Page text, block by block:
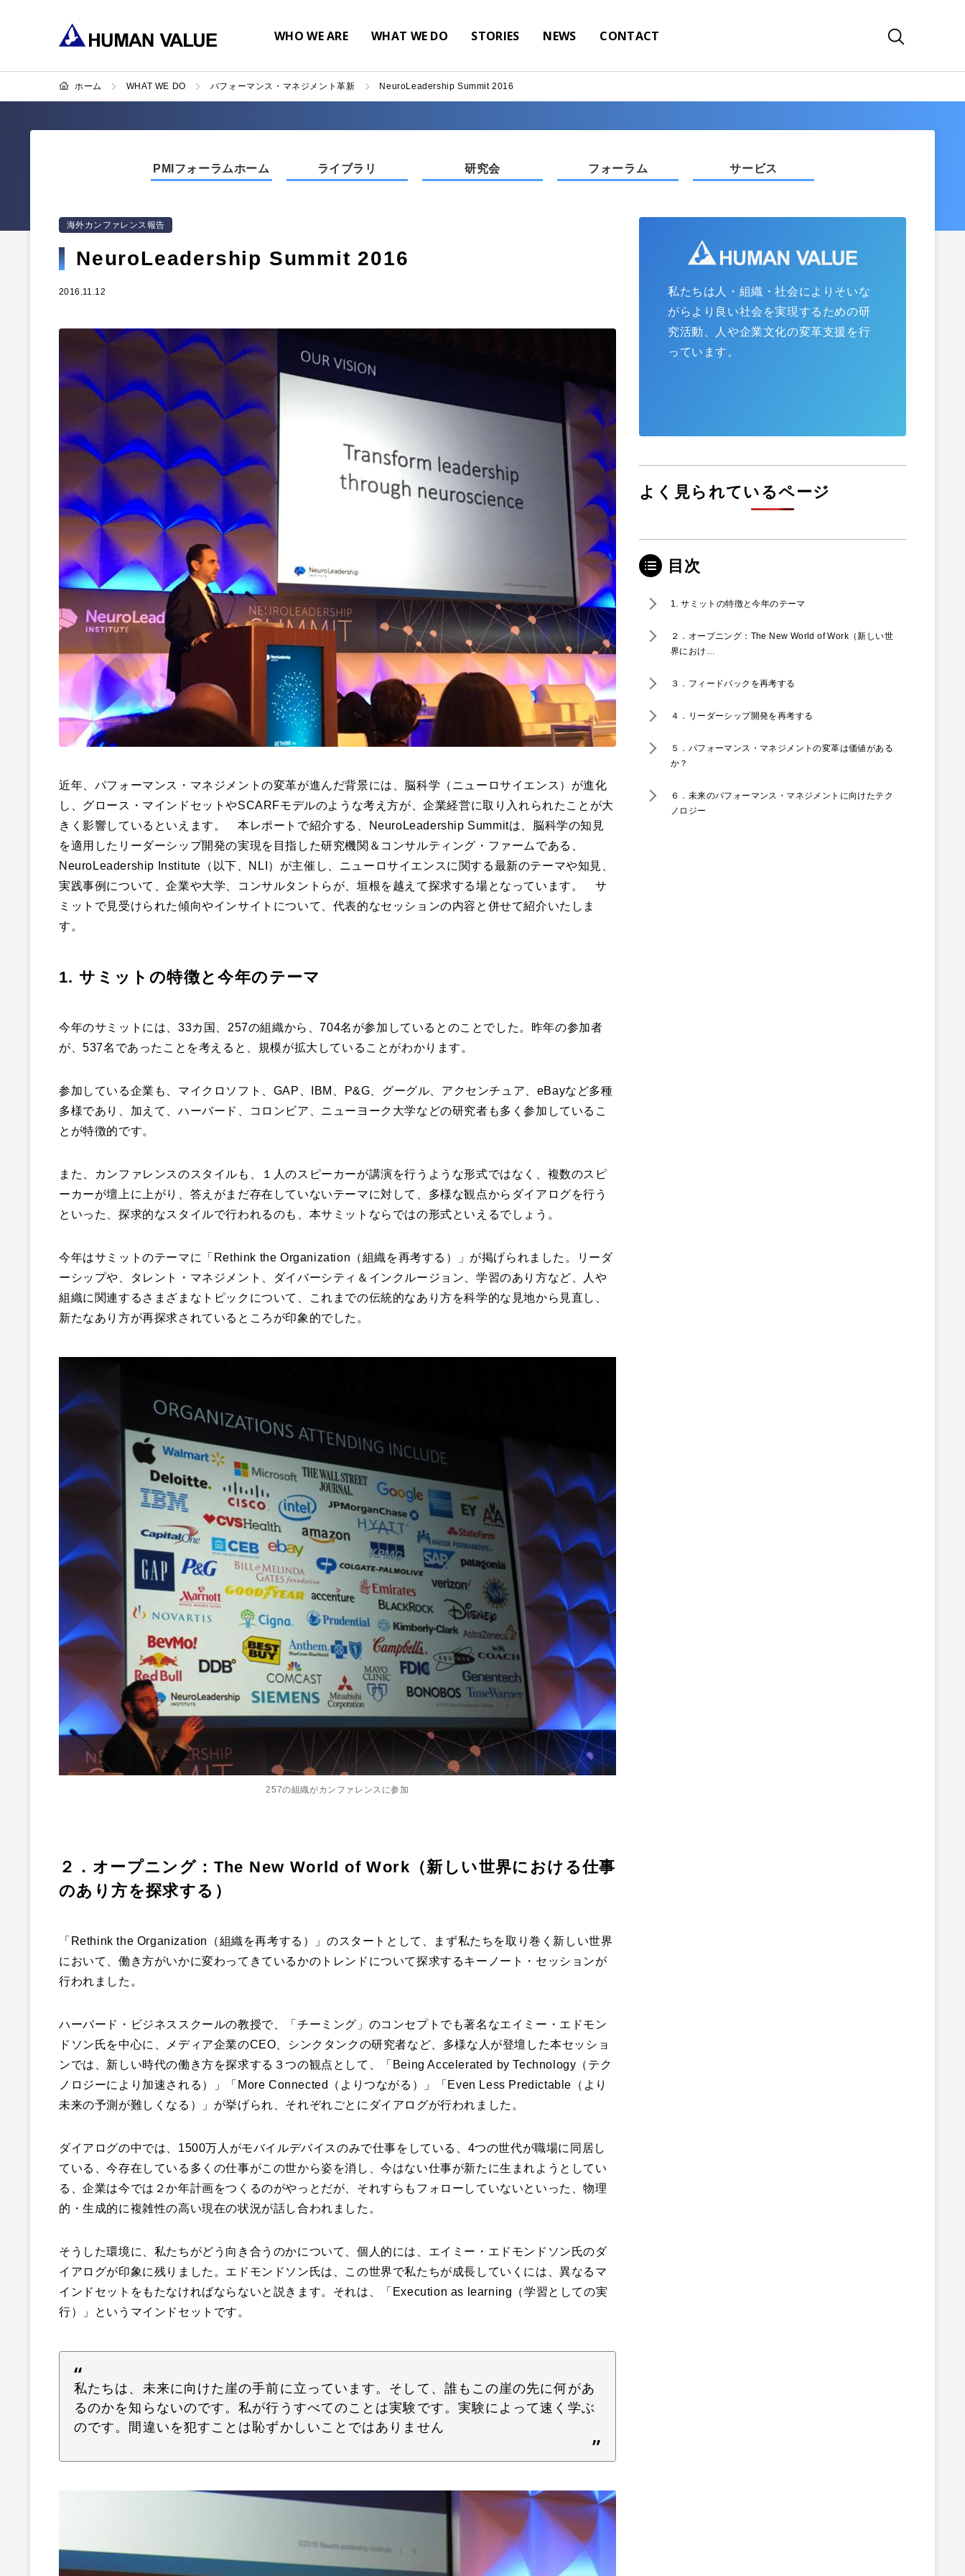
WHO WE ARE WHAT WE DO STORIES NEWS CONTACT
ホーム WHAT WE DO パフォーマンス・マネジメント革新 NeuroLeadership Summit 2016
PMIフォーラムホーム ライブラリ 研究会 フォーラム サービス
海外カンファレンス報告
NeuroLeadership Summit 2016
2016.11.12
近年、パフォーマンス・マネジメントの変革が進んだ背景には、脳科学（ニューロサイエンス）が進化
し、グロース・マインドセットやSCARFモデルのような考え方が、企業経営に取り入れられたことが大
きく影響しているといえます。 本レポートで紹介する、NeuroLeadership Summitは、脳科学の知見
を適用したリーダーシップ開発の実現を目指した研究機関＆コンサルティング・ファームである、
NeuroLeadership Institute（以下、NLI）が主催し、ニューロサイエンスに関する最新のテーマや知見、
実践事例について、企業や大学、コンサルタントらが、垣根を越えて探求する場となっています。 サ
ミットで見受けられた傾向やインサイトについて、代表的なセッションの内容と併せて紹介いたしま
す。
1. サミットの特徴と今年のテーマ
今年のサミットには、33カ国、257の組織から、704名が参加しているとのことでした。昨年の参加者
が、537名であったことを考えると、規模が拡大していることがわかります。
参加している企業も、マイクロソフト、GAP、IBM、P&G、グーグル、アクセンチュア、eBayなど多種
多様であり、加えて、ハーバード、コロンビア、ニューヨーク大学などの研究者も多く参加しているこ
とが特徴的です。
また、カンファレンスのスタイルも、１人のスピーカーが講演を行うような形式ではなく、複数のスピ
ーカーが壇上に上がり、答えがまだ存在していないテーマに対して、多様な観点からダイアログを行う
といった、探求的なスタイルで行われるのも、本サミットならではの形式といえるでしょう。
今年はサミットのテーマに「Rethink the Organization（組織を再考する）」が掲げられました。リーダ
ーシップや、タレント・マネジメント、ダイバーシティ＆インクルージョン、学習のあり方など、人や
組織に関連するさまざまなトピックについて、これまでの伝統的なあり方を科学的な見地から見直し、
新たなあり方が再探求されているところが印象的でした。
257の組織がカンファレンスに参加
２．オープニング：The New World of Work（新しい世界における仕事
のあり方を探求する）
「Rethink the Organization（組織を再考する）」のスタートとして、まず私たちを取り巻く新しい世界
において、働き方がいかに変わってきているかのトレンドについて探求するキーノート・セッションが
行われました。
ハーバード・ビジネススクールの教授で、「チーミング」のコンセプトでも著名なエイミー・エドモン
ドソン氏を中心に、メディア企業のCEO、シンクタンクの研究者など、多様な人が登壇した本セッショ
ンでは、新しい時代の働き方を探求する３つの観点として、「Being Accelerated by Technology（テク
ノロジーにより加速される）」「More Connected（よりつながる）」「Even Less Predictable（より
未来の予測が難しくなる）」が挙げられ、それぞれごとにダイアログが行われました。
ダイアログの中では、1500万人がモバイルデバイスのみで仕事をしている、4つの世代が職場に同居し
ている、今存在している多くの仕事がこの世から姿を消し、今はない仕事が新たに生まれようとしてい
る、企業は今では２か年計画をつくるのがやっとだが、それすらもフォローしていないといった、物理
的・生成的に複雑性の高い現在の状況が話し合われました。
そうした環境に、私たちがどう向き合うのかについて、個人的には、エイミー・エドモンドソン氏のダ
イアログが印象に残りました。エドモンドソン氏は、この世界で私たちが成長していくには、異なるマ
インドセットをもたなければならないと説きます。それは、「Execution as learning（学習としての実
行）」というマインドセットです。
私たちは、未来に向けた崖の手前に立っています。そして、誰もこの崖の先に何があ
るのかを知らないのです。私が行うすべてのことは実験です。実験によって速く学ぶ
のです。間違いを犯すことは恥ずかしいことではありません
私たちは人・組織・社会によりそいな
がらより良い社会を実現するための研
究活動、人や企業文化の変革支援を行
っています。
よく見られているページ
目次
1. サミットの特徴と今年のテーマ
２．オープニング：The New World of Work（新しい世
界におけ…
３．フィードバックを再考する
４．リーダーシップ開発を再考する
５．パフォーマンス・マネジメントの変革は価値がある
か？
６．未来のパフォーマンス・マネジメントに向けたテク
ノロジー